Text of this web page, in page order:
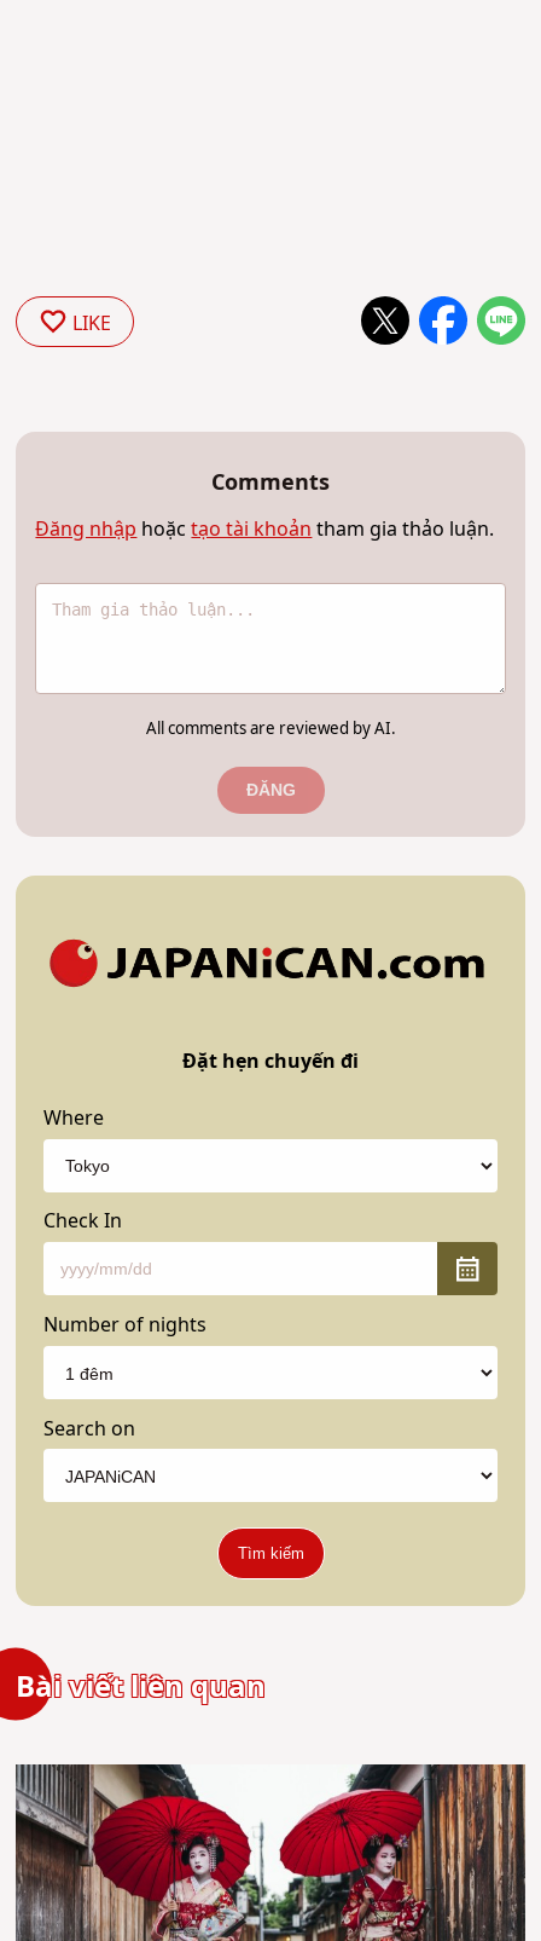
LIKE
Comments
Đăng nhậphoặctạo tài khoảntham gia thảo luận.
All comments are reviewed by AI.
ĐĂNG
Đặt hẹn chuyến đi
Where
Check In
Number of nights
Search on
Tìm kiếm
Bài viết liên quan